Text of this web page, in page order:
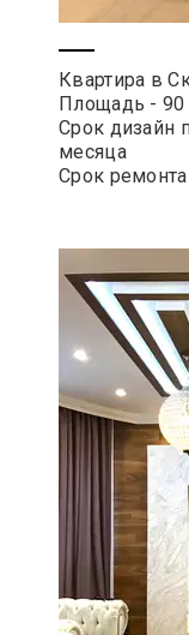
Квартира в
Площадь - 90
Срок дизайн
месяца
Срок